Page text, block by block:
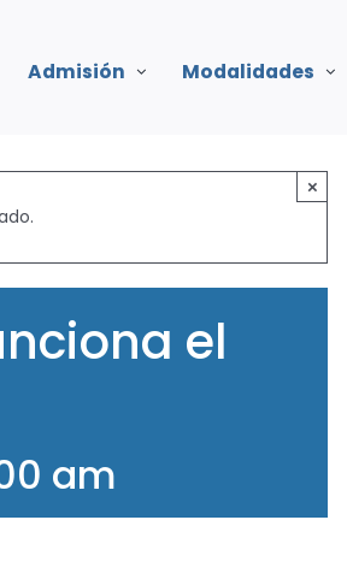
Admisión Modalidades
×
el
am